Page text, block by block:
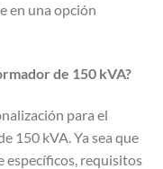
en una opción
de 150 kVA?
para el
150 kVA. Ya sea que
específicos, requisitos